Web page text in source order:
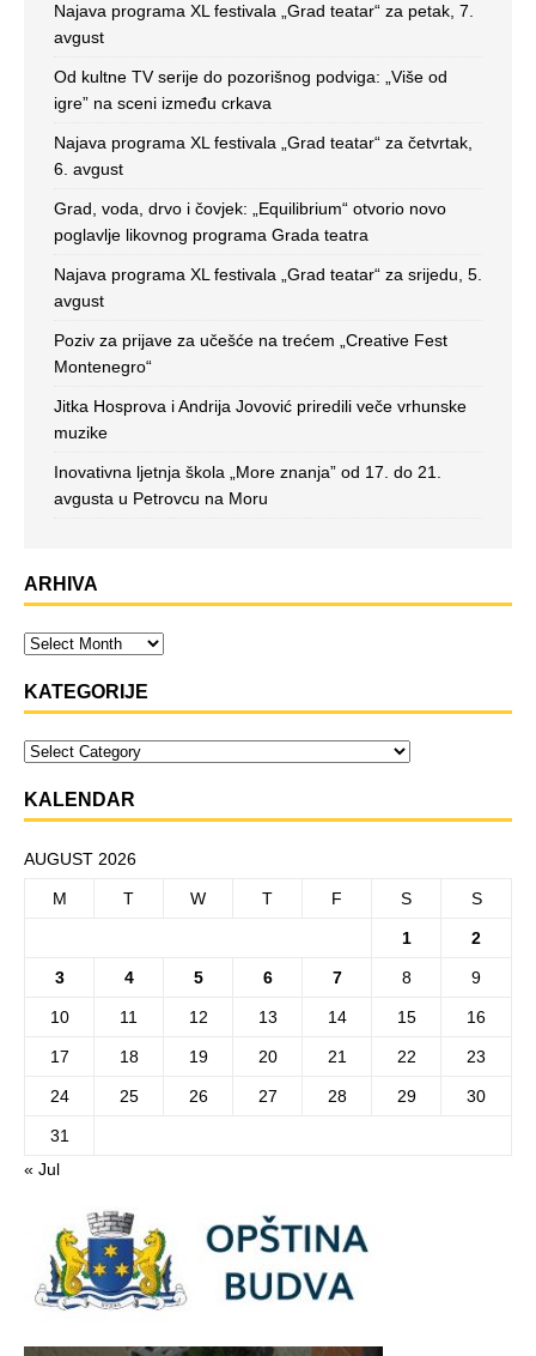
Najava programa XL festivala „Grad teatar“ za petak, 7.
avgust
Od kultne TV serije do pozorišnog podviga: „Više od
igre” na sceni između crkava
Najava programa XL festivala „Grad teatar“ za četvrtak,
6. avgust
Grad, voda, drvo i čovjek: „Equilibrium“ otvorio novo
poglavlje likovnog programa Grada teatra
Najava programa XL festivala „Grad teatar“ za srijedu, 5.
avgust
Poziv za prijave za učešće na trećem „Creative Fest
Montenegro“
Jitka Hosprova i Andrija Jovović priredili veče vrhunske
muzike
Inovativna ljetnja škola „More znanja” od 17. do 21.
avgusta u Petrovcu na Moru
ARHIVA
KATEGORIJE
KALENDAR
AUGUST 2026
M T W T F S S
1 2
3 4 5 6 7 8 9
10 11 12 13 14 15 16
17 18 19 20 21 22 23
24 25 26 27 28 29 30
31
« Jul